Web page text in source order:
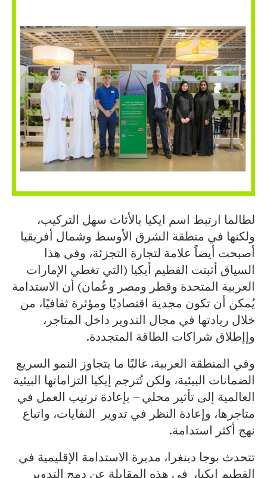
لطالما ارتبط اسم ايكيا بالأثاث سهل التركيب،
ولكنها في منطقة الشرق الأوسط وشمال أفريقيا
أصبحت أيضاً علامة لتجارة التجزئة، وفي هذا
السياق أثبتت الفطيم أيكيا (التي تغطي الإمارات
العربية المتحدة وقطر ومصر وعُمان) أن الاستدامة
يُمكن أن تكون مجدية اقتصاديًا ومؤثرة ثقافيًا، من
خلال ريادتها في مجال التدوير داخل المتاجر،
وإإطلاق شراكات الطاقة المتجددة.
وفي المنطقة العربية، غالبًا ما يتجاوز النمو السريع
الضمانات البيئية، ولكن تُترجم إيكيا التزاماتها البيئية
العالمية إلى تأثير محلي – بإعادة ترتيب العمل في
متاجرها، وإعادة النظر في تدوير النفايات، واتباع
نهج أكثر استدامة.
تتحدث بوجا دينغرا، مديرة الاستدامة الإقليمية في
الفطيم إيكيا، في هذه المقابلة عن دمج التدوير